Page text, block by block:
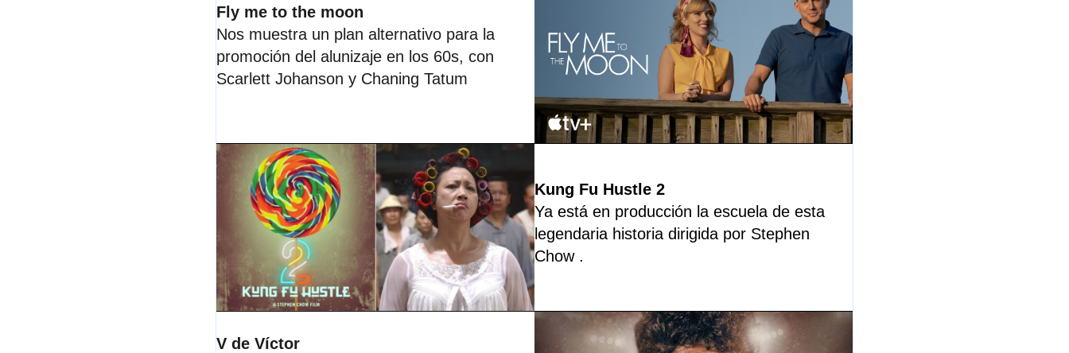
Fly me to the moon
Nos muestra un plan alternativo para la
promoción del alunizaje en los 60s, con
Scarlett Johanson y Chaning Tatum
Kung Fu Hustle 2
Ya está en producción la escuela de esta
legendaria historia dirigida por Stephen
Chow .
V de Víctor